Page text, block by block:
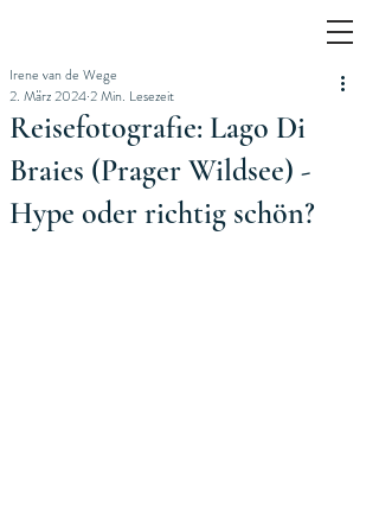
Reisefotografie: Lago Di
Braies (Prager Wildsee) -
Hype oder richtig schön?
Irene van de Wege
2. März 20242 Min. Lesezeit